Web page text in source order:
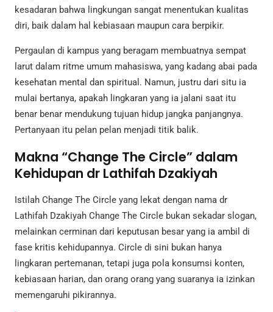
kesadaran bahwa lingkungan sangat menentukan kualitas
diri, baik dalam hal kebiasaan maupun cara berpikir.
Pergaulan di kampus yang beragam membuatnya sempat
larut dalam ritme umum mahasiswa, yang kadang abai pada
kesehatan mental dan spiritual. Namun, justru dari situ ia
mulai bertanya, apakah lingkaran yang ia jalani saat itu
benar benar mendukung tujuan hidup jangka panjangnya.
Pertanyaan itu pelan pelan menjadi titik balik.
Makna “Change The Circle” dalam
Kehidupan dr Lathifah Dzakiyah
Istilah Change The Circle yang lekat dengan nama dr
Lathifah Dzakiyah Change The Circle bukan sekadar slogan,
melainkan cerminan dari keputusan besar yang ia ambil di
fase kritis kehidupannya. Circle di sini bukan hanya
lingkaran pertemanan, tetapi juga pola konsumsi konten,
kebiasaan harian, dan orang orang yang suaranya ia izinkan
memengaruhi pikirannya.